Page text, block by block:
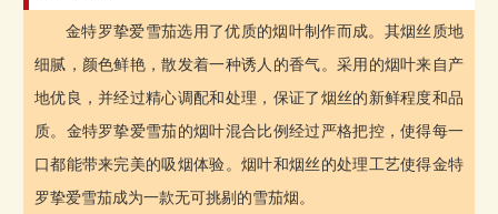
金特罗挚爱雪茄选用了优质的烟叶制作而成。其烟丝质地
细腻，颜色鲜艳，散发着一种诱人的香气。采用的烟叶来自产
地优良，并经过精心调配和处理，保证了烟丝的新鲜程度和品
质。金特罗挚爱雪茄的烟叶混合比例经过严格把控，使得每一
口都能带来完美的吸烟体验。烟叶和烟丝的处理工艺使得金特
罗挚爱雪茄成为一款无可挑剔的雪茄烟。